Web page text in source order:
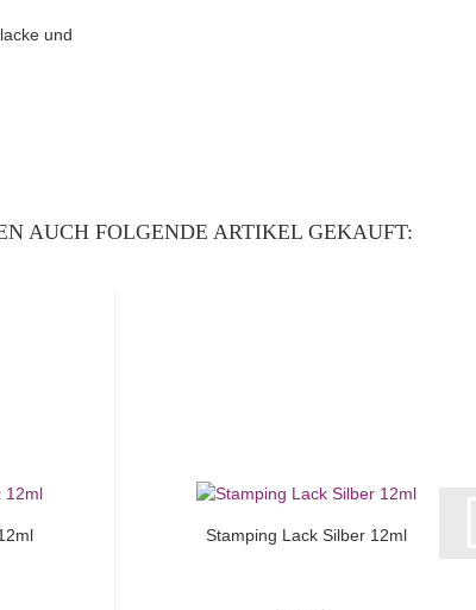
und
AUCH FOLGENDE ARTIKEL GEKAUFT:
Stamping Lack Silber 12ml